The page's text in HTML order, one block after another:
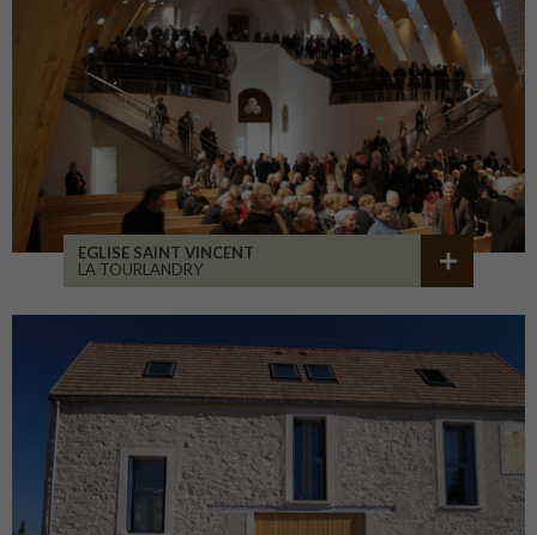
EGLISE SAINT VINCENT
LA TOURLANDRY